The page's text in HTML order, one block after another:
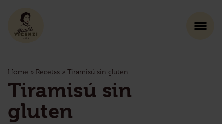
Home » Recetas » Tiramisú sin gluten
Tiramisú sin
gluten